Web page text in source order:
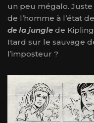
un peu mégalo.
de l’homme à l’état
de la jungle de
Itard sur le sauvage
l’imposteur ?